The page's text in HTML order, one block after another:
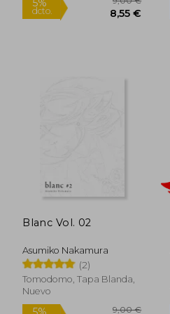
Blanc Vol. 02
Asumiko Nakamura
(2)
Tomodomo, Tapa Blanda,
Nuevo